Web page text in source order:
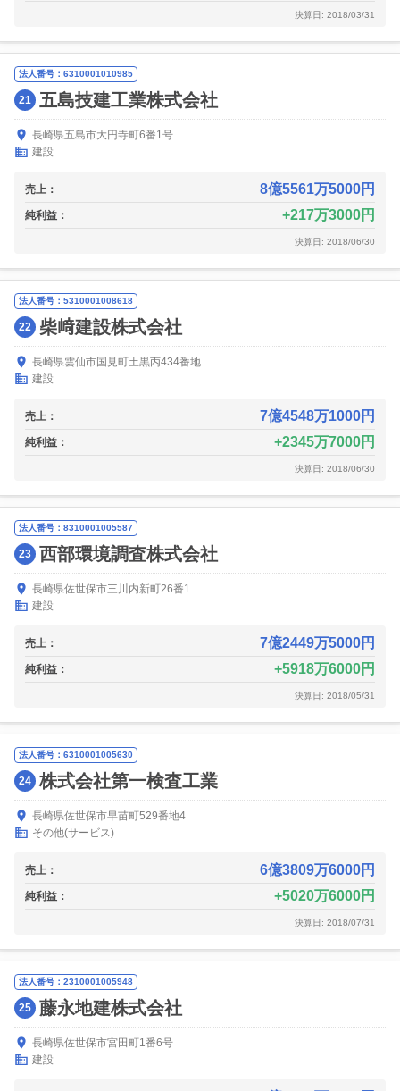
決算日: 2018/03/31
法人番号：6310001010985
21 五島技建工業株式会社
長崎県五島市大円寺町6番1号
建設
売上： 8億5561万5000円
純利益： 217万3000円
決算日: 2018/06/30
法人番号：5310001008618
22 柴﨑建設株式会社
長崎県雲仙市国見町土黒丙434番地
建設
売上： 7億4548万1000円
純利益： 2345万7000円
決算日: 2018/06/30
法人番号：8310001005587
23 西部環境調査株式会社
長崎県佐世保市三川内新町26番1
建設
売上： 7億2449万5000円
純利益： 5918万6000円
決算日: 2018/05/31
法人番号：6310001005630
24 株式会社第一検査工業
長崎県佐世保市早苗町529番地4
その他(サービス)
売上： 6億3809万6000円
純利益： 5020万6000円
決算日: 2018/07/31
法人番号：2310001005948
25 藤永地建株式会社
長崎県佐世保市宮田町1番6号
建設